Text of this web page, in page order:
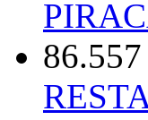
86.557